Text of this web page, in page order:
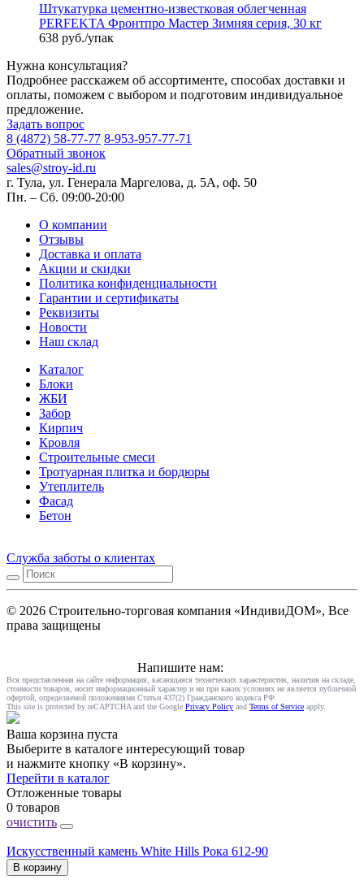
Штукатурка цементно-известковая облегченная
PERFEKTA Фронтпро Мастер Зимняя серия, 30 кг
638 руб./упак
Нужна консультация?
Подробнее расскажем об ассортименте, способах доставки и
оплаты, поможем с выбором и подготовим индивидуальное
предложение.
Задать вопрос
8 (4872) 58-77-77 8-953-957-77-71
Обратный звонок
sales@stroy-id.ru
г. Тула, ул. Генерала Маргелова, д. 5А, оф. 50
Пн. – Cб. 09:00-20:00
О компании
Отзывы
Доставка и оплата
Акции и скидки
Политика конфиденциальности
Гарантии и сертификаты
Реквизиты
Новости
Наш склад
Каталог
Блоки
ЖБИ
Забор
Кирпич
Кровля
Строительные смеси
Тротуарная плитка и бордюры
Утеплитель
Фасад
Бетон
Служба заботы о клиентах
© 2026 Строительно-торговая компания «ИндивиДОМ», Все
права защищены
Напишите нам:
Вся представленная на сайте информация, касающаяся технических характеристик, наличия на складе,
стоимости товаров, носит информационный характер и ни при каких условиях не является публичной
офертой, определяемой положениями Статьи 437(2) Гражданского кодекса РФ.
This site is protected by reCAPTCHA and the Google Privacy Policy and Terms of Service apply.
Ваша корзина пуста
Выберите в каталоге интересующий товар
и нажмите кнопку «В корзину».
Перейти в каталог
Отложенные товары
0 товаров
очистить
Искусственный камень White Hills Рока 612-90
В корзину